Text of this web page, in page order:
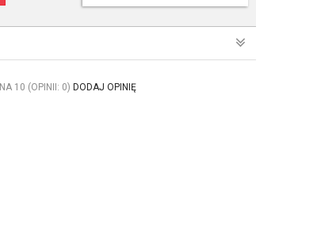
NA 10 (OPINII: 0) DODAJ OPINIĘ